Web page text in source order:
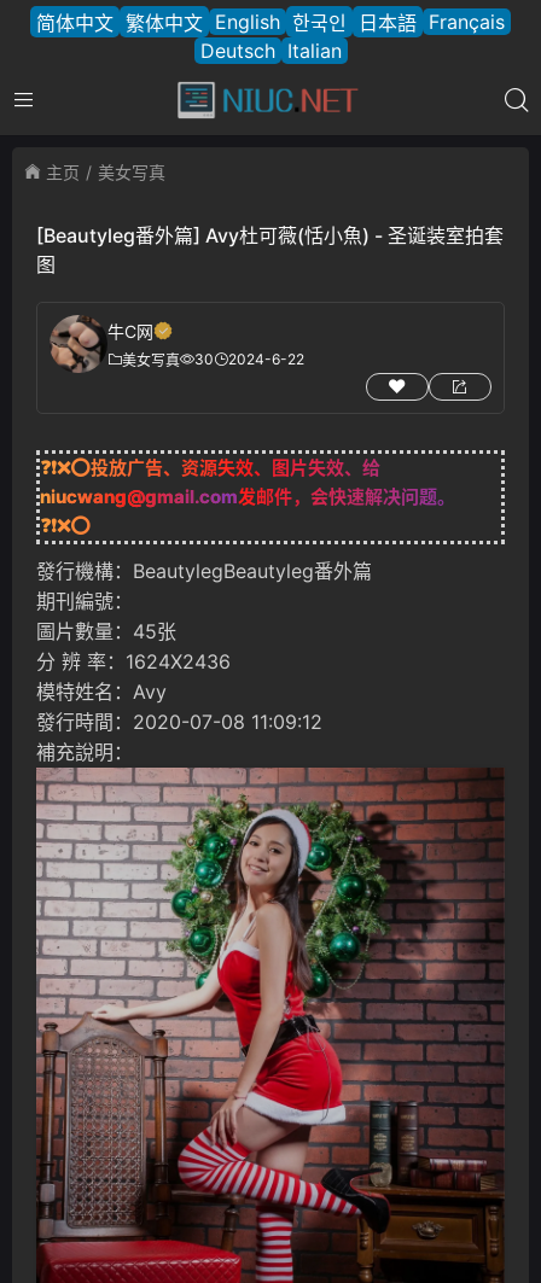
简体中文 繁体中文 English 한국인 日本語 Français
Deutsch Italian
主页 美女写真
[Beautyleg番外篇] Avy杜可薇(恬小魚) - 圣诞装室拍套
图
牛C网
美女写真 30 2024-6-22
❓❗❌⭕投放广告、资源失效、图片失效、给
niucwang@gmail.com发邮件，会快速解决问题。
❓❗❌⭕
發行機構：BeautylegBeautyleg番外篇
期刊編號：
圖片數量：45张
分 辨 率：1624X2436
模特姓名：Avy
發行時間：2020-07-08 11:09:12
補充說明：